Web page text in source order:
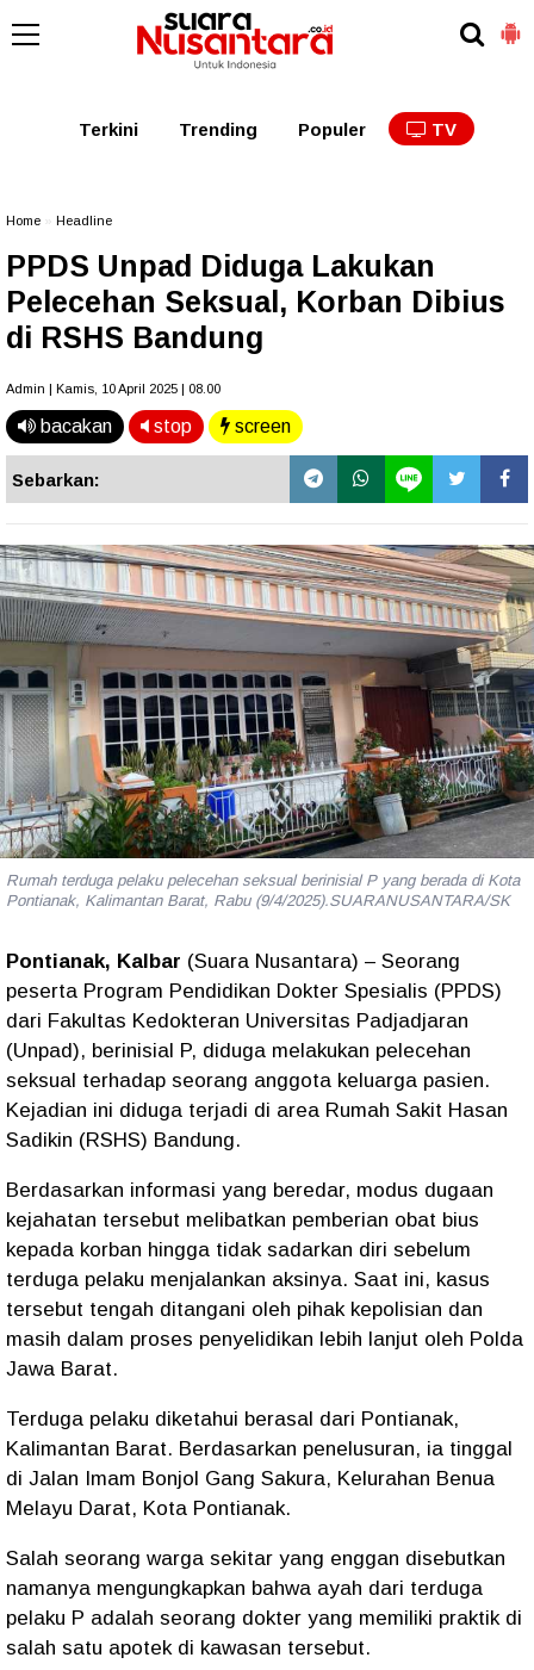
Kalbar Kalteng
Terkini Trending Populer TV
Home Headline
PPDS Unpad Diduga Lakukan
Pelecehan Seksual, Korban Dibius
di RSHS Bandung
Admin | Kamis, 10 April 2025 | 08.00
bacakan stop screen
Sebarkan:
Rumah terduga pelaku pelecehan seksual berinisial P yang berada di Kota
Pontianak, Kalimantan Barat, Rabu (9/4/2025).SUARANUSANTARA/SK
Pontianak, Kalbar (Suara Nusantara) – Seorang
peserta Program Pendidikan Dokter Spesialis (PPDS)
dari Fakultas Kedokteran Universitas Padjadjaran
(Unpad), berinisial P, diduga melakukan pelecehan
seksual terhadap seorang anggota keluarga pasien.
Kejadian ini diduga terjadi di area Rumah Sakit Hasan
Sadikin (RSHS) Bandung.
Berdasarkan informasi yang beredar, modus dugaan
kejahatan tersebut melibatkan pemberian obat bius
kepada korban hingga tidak sadarkan diri sebelum
terduga pelaku menjalankan aksinya. Saat ini, kasus
tersebut tengah ditangani oleh pihak kepolisian dan
masih dalam proses penyelidikan lebih lanjut oleh Polda
Jawa Barat.
Terduga pelaku diketahui berasal dari Pontianak,
Kalimantan Barat. Berdasarkan penelusuran, ia tinggal
di Jalan Imam Bonjol Gang Sakura, Kelurahan Benua
Melayu Darat, Kota Pontianak.
Salah seorang warga sekitar yang enggan disebutkan
namanya mengungkapkan bahwa ayah dari terduga
pelaku P adalah seorang dokter yang memiliki praktik di
salah satu apotek di kawasan tersebut.